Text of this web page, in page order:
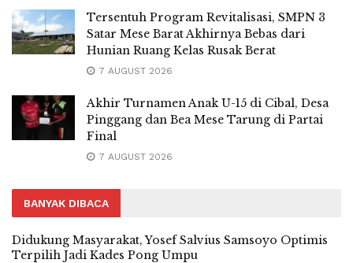
Tersentuh Program Revitalisasi, SMPN 3
Satar Mese Barat Akhirnya Bebas dari
Hunian Ruang Kelas Rusak Berat
7 AUGUST 2026
Akhir Turnamen Anak U-15 di Cibal, Desa
Pinggang dan Bea Mese Tarung di Partai
Final
7 AUGUST 2026
BANYAK DIBACA
Didukung Masyarakat, Yosef Salvius Samsoyo Optimis
Terpilih Jadi Kades Pong Umpu